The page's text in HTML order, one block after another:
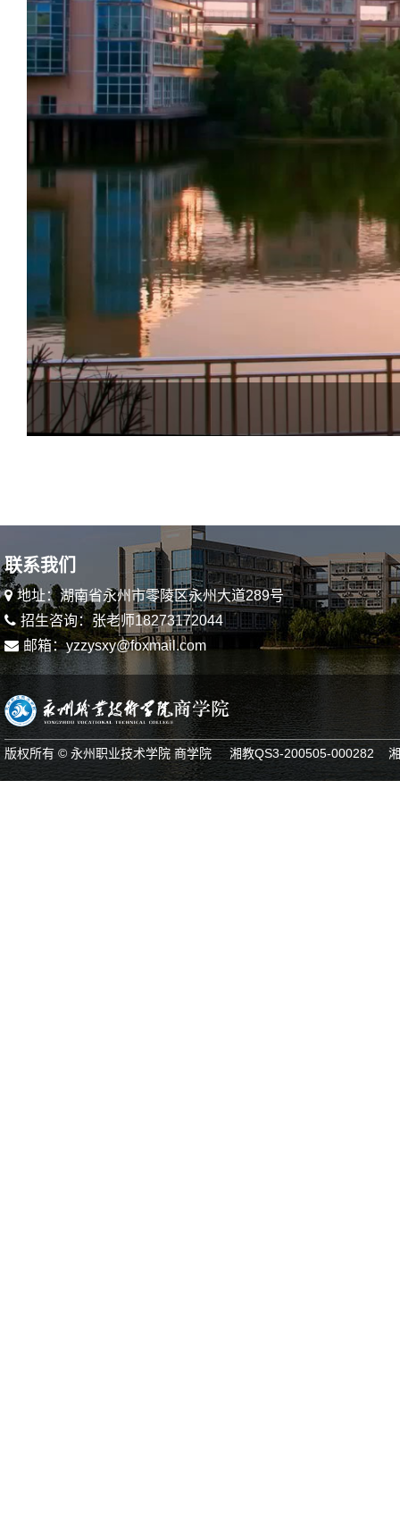
联系我们
地址：湖南省永州市零陵区永州大道289号
招生咨询：张老师18273172044
邮箱：yzzysxy@foxmail.com
版权所有 © 永州职业技术学院 商学院 湘教QS3-200505-000282